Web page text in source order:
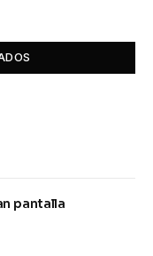
pantalla